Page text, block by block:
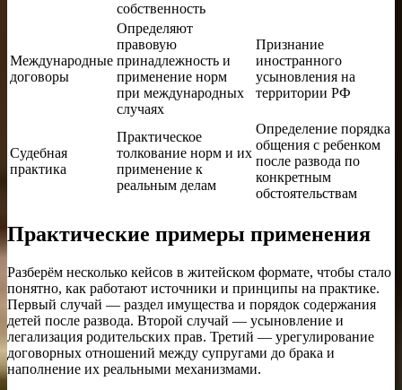
собственность
Международные
договоры
Определяют
правовую
принадлежность и
применение норм
при международных
случаях
Признание
иностранного
усыновления на
территории РФ
Судебная
практика
Практическое
толкование норм и их
применение к
реальным делам
Определение порядка
общения с ребенком
после развода по
конкретным
обстоятельствам
Практические примеры применения
Разберём несколько кейсов в житейском формате, чтобы стало
понятно, как работают источники и принципы на практике.
Первый случай — раздел имущества и порядок содержания
детей после развода. Второй случай — усыновление и
легализация родительских прав. Третий — урегулирование
договорных отношений между супругами до брака и
наполнение их реальными механизмами.